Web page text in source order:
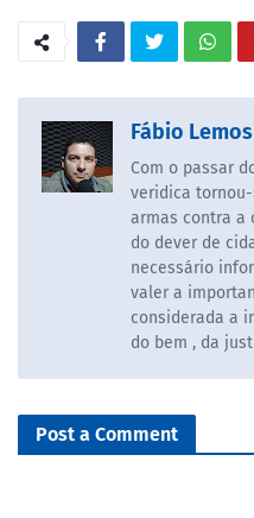
Fábio Lemos
Com o passar
veridica
armas contra a
do dever de
necessário
valer a
considerada a
do bem , da
Post a Comment